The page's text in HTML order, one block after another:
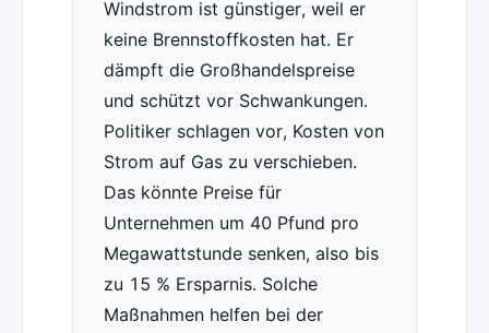
Windstrom ist günstiger, weil er
keine Brennstoffkosten hat. Er
dämpft die Großhandelspreise
und schützt vor Schwankungen.
Politiker schlagen vor, Kosten von
Strom auf Gas zu verschieben.
Das könnte Preise für
Unternehmen um 40 Pfund pro
Megawattstunde senken, also bis
zu 15 % Ersparnis. Solche
Maßnahmen helfen bei der